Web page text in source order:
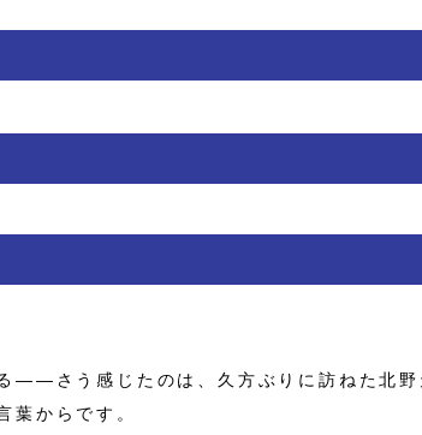
――さう感じたのは、久方ぶりに訪ねた北野
葉からです。